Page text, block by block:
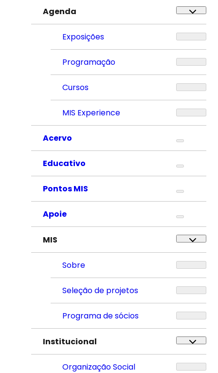
Agenda
Exposições
Programação
Cursos
MIS Experience
Acervo
Educativo
Pontos MIS
Apoie
MIS
Sobre
Seleção de projetos
Programa de sócios
Institucional
Organização Social